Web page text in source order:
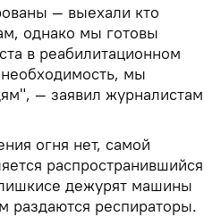
— выехали кто
однако мы готовы
в реабилитационном
мы
— заявил журналистам
огня нет, самой
распространившийся
дежурят машины
раздаются респираторы.